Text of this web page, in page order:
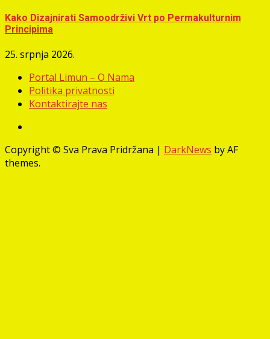
Kako Dizajnirati Samoodrživi Vrt po Permakulturnim
Principima
25. srpnja 2026.
Portal Limun – O Nama
Politika privatnosti
Kontaktirajte nas
Copyright © Sva Prava Pridržana | DarkNews by AF
themes.